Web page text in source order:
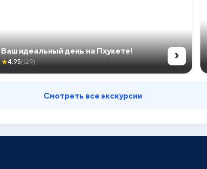
Ваш идеальный день на Пхукете!
★4.95(129) ›
Смотреть все экскурсии